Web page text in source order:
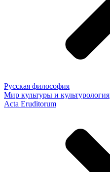
Русская философия
Мир культуры и культурология
Acta Eruditorum